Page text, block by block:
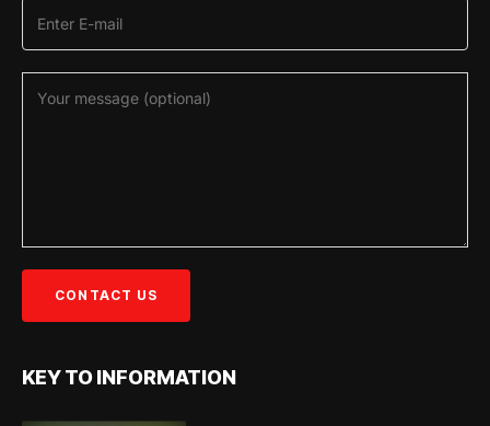
KEY TO INFORMATION